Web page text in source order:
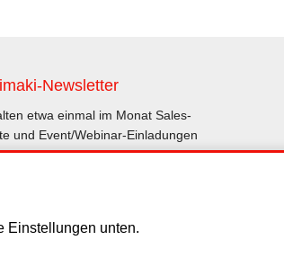
Newsletter
etwa einmal im Monat Sales-
und Event/Webinar-Einladungen
Einstellungen unten.